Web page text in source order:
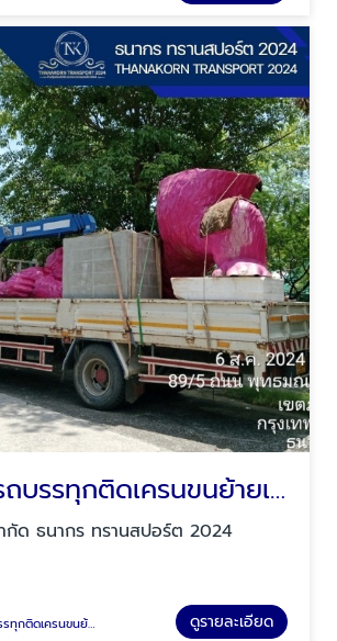
รถเฮี๊ยบรถบรรทุกติดเครนขนย้ายเครื่องจักร
กัด ธนากร ทรานสปอร์ต 2024
เครนขนย้ายเครื่องจักร ดูรายละเอียด